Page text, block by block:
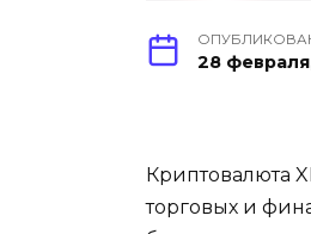
28
Криптовалюта
торговых и